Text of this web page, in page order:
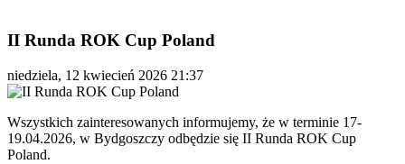
II Runda ROK Cup Poland
niedziela, 12 kwiecień 2026 21:37
Wszystkich zainteresowanych informujemy, że w terminie 17-
19.04.2026, w Bydgoszczy odbędzie się II Runda ROK Cup
Poland.